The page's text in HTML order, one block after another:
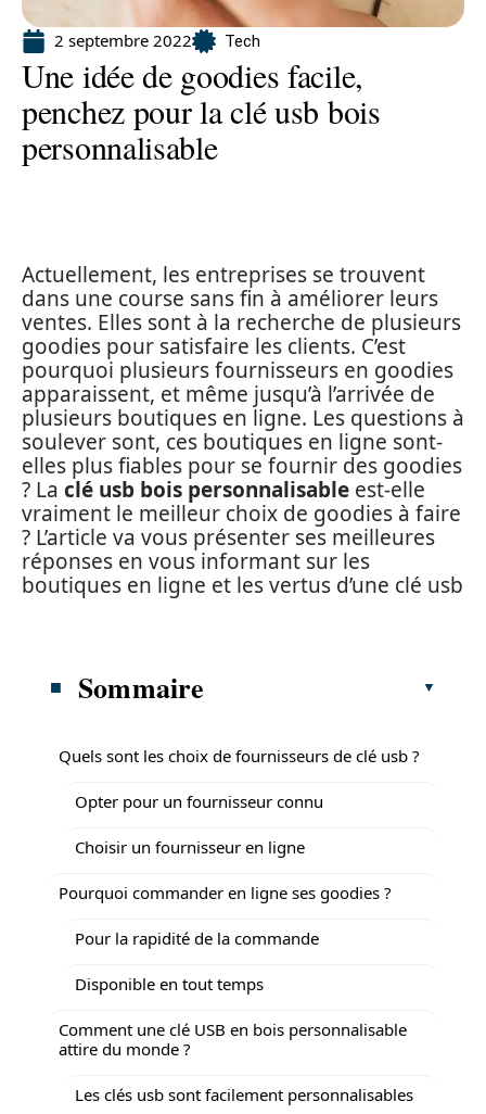
2 septembre 2022 Tech
Une idée de goodies facile,
penchez pour la clé usb bois
personnalisable
Actuellement, les entreprises se trouvent
dans une course sans fin à améliorer leurs
ventes. Elles sont à la recherche de plusieurs
goodies pour satisfaire les clients. C’est
pourquoi plusieurs fournisseurs en goodies
apparaissent, et même jusqu’à l’arrivée de
plusieurs boutiques en ligne. Les questions à
soulever sont, ces boutiques en ligne sont-
elles plus fiables pour se fournir des goodies
? La clé usb bois personnalisable est-elle
vraiment le meilleur choix de goodies à faire
? L’article va vous présenter ses meilleures
réponses en vous informant sur les
boutiques en ligne et les vertus d’une clé usb
Sommaire
Quels sont les choix de fournisseurs de clé usb ?
Opter pour un fournisseur connu
Choisir un fournisseur en ligne
Pourquoi commander en ligne ses goodies ?
Pour la rapidité de la commande
Disponible en tout temps
Comment une clé USB en bois personnalisable
attire du monde ?
Les clés usb sont facilement personnalisables